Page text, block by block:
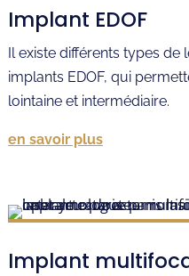
Implant EDOF
Il existe différents types de
implants EDOF, qui
lointaine et intermédiaire.
en savoir plus
Implant